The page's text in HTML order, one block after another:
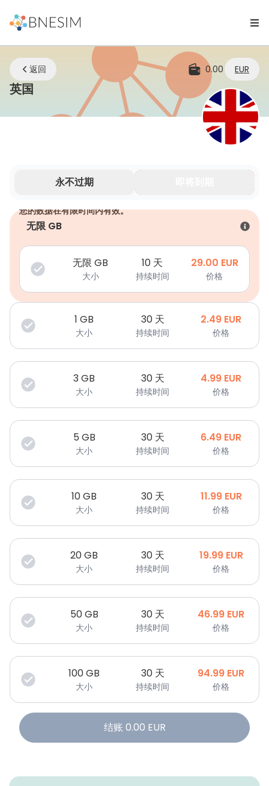
返回 0.00 EUR
英国eSIM | 无论您身在何处，始终保持连接
永不过期
您的数据在有限时间内有效。
无限 GB
无限 GB
大小
10 天
持续时间
29.00 EUR
价格
1 GB
大小
30 天
持续时间
2.49 EUR
价格
3GB
大小
30 天
持续时间
4.99 EUR
价格
5 GB
大小
30 天
持续时间
6.49 EUR
价格
10GB
大小
30 天
持续时间
11.99 EUR
价格
20GB
大小
30 天
持续时间
19.99 EUR
价格
50GB
大小
30 天
持续时间
46.99 EUR
价格
100GB
大小
30 天
持续时间
94.99 EUR
价格
结账 0.00 EUR